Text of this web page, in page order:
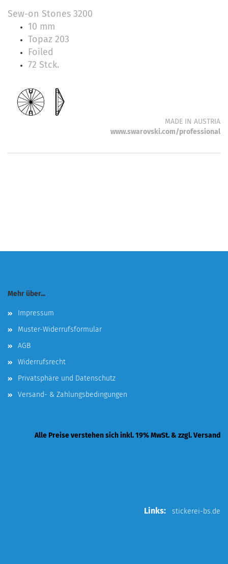
Sew-on Stones 3200
10 mm
Topaz 203
Foiled
72 Stck.
MADE IN AUSTRIA
www.swarovski.com/professional
Mehr über...
Impressum
Muster-Widerrufsformular
AGB
Widerrufsrecht
Privatsphäre und Datenschutz
Versand- & Zahlungsbedingungen
Alle Preise verstehen sich inkl. 19% MwSt. & zzgl. Versand
Links: stickerei-bs.de